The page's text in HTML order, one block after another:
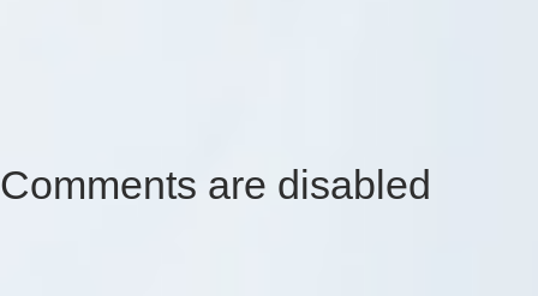
Comments are disabled